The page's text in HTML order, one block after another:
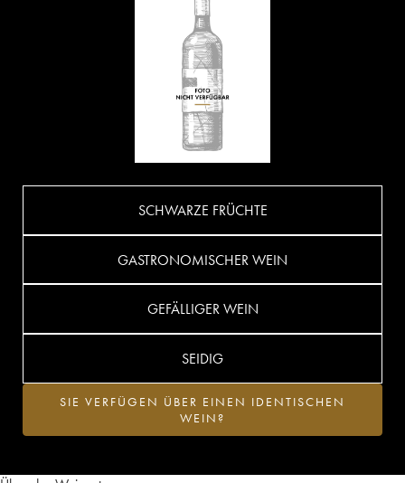
SCHWARZE FRÜCHTE
GASTRONOMISCHER WEIN
GEFÄLLIGER WEIN
SEIDIG
SIE VERFÜGEN ÜBER EINEN IDENTISCHEN
WEIN?